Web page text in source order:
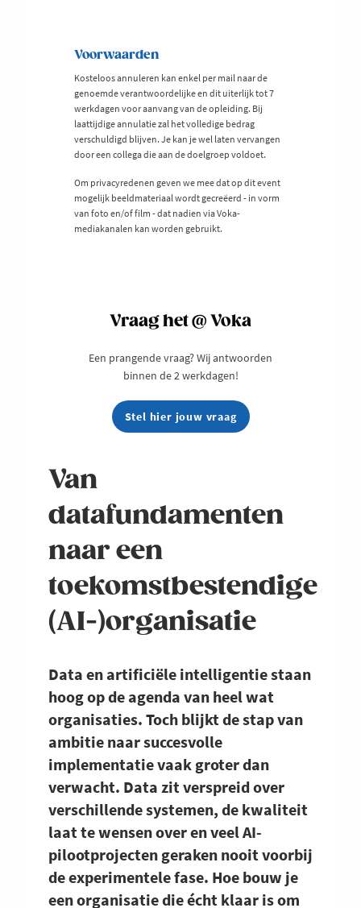
Van
datafundamenten
naar een
toekomstbestendige
(AI-)organisatie
Data en artificiële intelligentie staan
hoog op de agenda van heel wat
organisaties. Toch blijkt de stap van
ambitie naar succesvolle
implementatie vaak groter dan
verwacht. Data zit verspreid over
verschillende systemen, de kwaliteit
laat te wensen over en veel AI-
pilootprojecten geraken nooit voorbij
de experimentele fase. Hoe bouw je
een organisatie die écht klaar is om
Voorwaarden
Kosteloos annuleren kan enkel per mail naar de
genoemde verantwoordelijke en dit uiterlijk tot 7
werkdagen voor aanvang van de opleiding. Bij
laattijdige annulatie zal het volledige bedrag
verschuldigd blijven. Je kan je wel laten vervangen
door een collega die aan de doelgroep voldoet.
Om privacyredenen geven we mee dat op dit event
mogelijk beeldmateriaal wordt gecreëerd - in vorm
van foto en/of film - dat nadien via Voka-
mediakanalen kan worden gebruikt.
Vraag het @ Voka
Een prangende vraag? Wij antwoorden
binnen de 2 werkdagen!
Stel hier jouw vraag